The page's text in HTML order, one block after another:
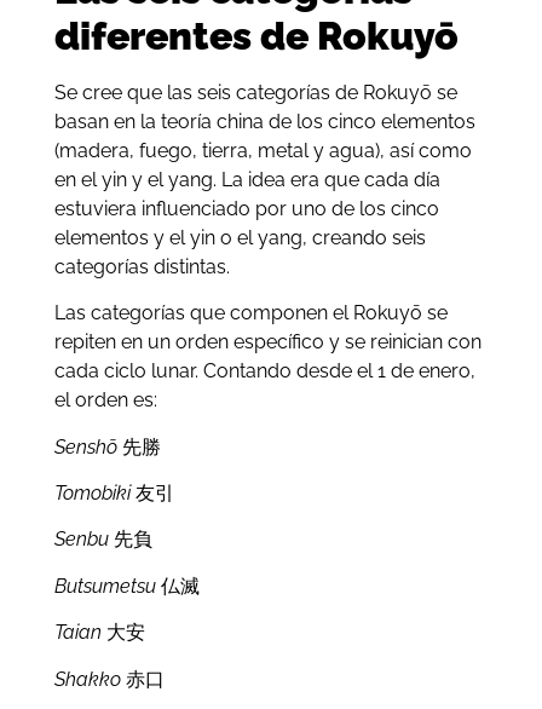
diferentes de Rokuyō
Se cree que las seis categorías de Rokuyō se
basan en la teoría china de los cinco elementos
(madera, fuego, tierra, metal y agua), así como
en el yin y el yang. La idea era que cada día
estuviera influenciado por uno de los cinco
elementos y el yin o el yang, creando seis
categorías distintas.
Las categorías que componen el Rokuyō se
repiten en un orden específico y se reinician con
cada ciclo lunar. Contando desde el 1 de enero,
el orden es:
Senshō先勝
Tomobiki友引
Senbu先負
Butsumetsu仏滅
Taian 大安
Shakko赤口